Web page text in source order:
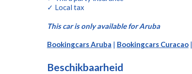
✓ Local tax
This car is only available for Aruba
Bookingcars Aruba | Bookingcars Curacao|
Beschikbaarheid